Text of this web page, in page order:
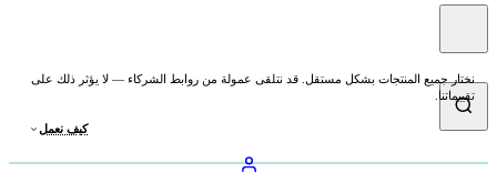
نختار جميع المنتجات بشكل مستقل. قد نتلقى عمولة من روابط الشركاء — لا يؤثر ذلك على
تقييماتنا.
كيف نعمل